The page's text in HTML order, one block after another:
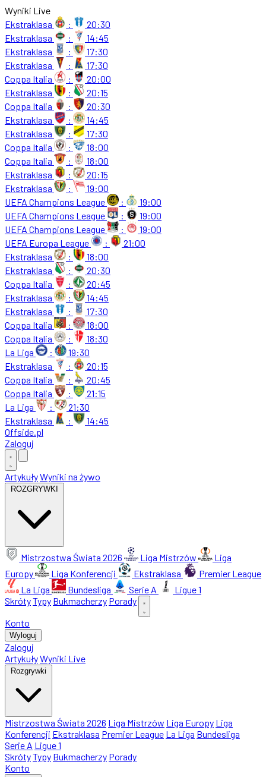
Wyniki Live
Ekstraklasa
:
20:30
Ekstraklasa
:
14:45
Ekstraklasa
:
17:30
Ekstraklasa
:
17:30
Coppa Italia
:
20:00
Ekstraklasa
:
20:15
Coppa Italia
:
20:30
Ekstraklasa
:
14:45
Ekstraklasa
:
17:30
Coppa Italia
:
18:00
Coppa Italia
:
18:00
Ekstraklasa
:
20:15
Ekstraklasa
:
19:00
UEFA Champions League
:
19:00
UEFA Champions League
:
19:00
UEFA Champions League
:
19:00
UEFA Europa League
:
21:00
Ekstraklasa
:
18:00
Ekstraklasa
:
20:30
Coppa Italia
:
20:45
Ekstraklasa
:
14:45
Ekstraklasa
:
17:30
Coppa Italia
:
18:00
Coppa Italia
:
18:30
La Liga
:
19:30
Ekstraklasa
:
20:15
Coppa Italia
:
20:45
Coppa Italia
:
21:15
La Liga
:
21:30
Ekstraklasa
:
14:45
Offside.pl
Zaloguj
ArtykułyWyniki na żywo
ROZGRYWKI
Mistrzostwa Świata 2026 Liga Mistrzów
Liga
Europy
Liga Konferencji Ekstraklasa
Premier League
La Liga
Bundesliga Serie A
Ligue 1
SkrótyTypy Bukmacherzy Porady
Konto
Wyloguj
Zaloguj
ArtykułyWyniki Live
Rozgrywki
Mistrzostwa Świata 2026 Liga Mistrzów Liga Europy Liga
Konferencji Ekstraklasa Premier League La Liga Bundesliga
Serie A Ligue 1
SkrótyTypy Bukmacherzy Porady
Konto